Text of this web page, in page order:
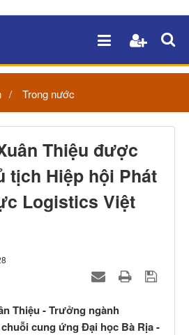
Trong nước
Thiệu được
tịch Hiệp hội Phát
Logistics Việt
Thiệu - Trưởng ngành
cung ứng Đại học Bà Rịa -